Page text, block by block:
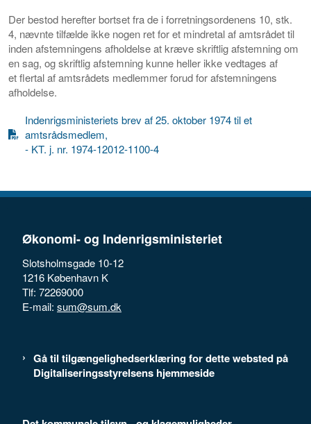
Der bestod herefter bortset fra de i forretningsordenens 10, stk.
4, nævnte tilfælde ikke nogen ret for et mindretal af amtsrådet til
inden afstemningens afholdelse at kræve skriftlig afstemning om
en sag, og skriftlig afstemning kunne heller ikke vedtages af
et flertal af amtsrådets medlemmer forud for afstemningens
afholdelse.
Indenrigsministeriets brev af 25. oktober 1974 til et
amtsrådsmedlem,
- KT. j. nr. 1974-12012-1100-4
Økonomi- og Indenrigsministeriet
Slotsholmsgade 10-12
1216 København K
Tlf: 72269000
E-mail: sum@sum.dk
Gå til tilgængelighedserklæring for dette websted på
Digitaliseringsstyrelsens hjemmeside